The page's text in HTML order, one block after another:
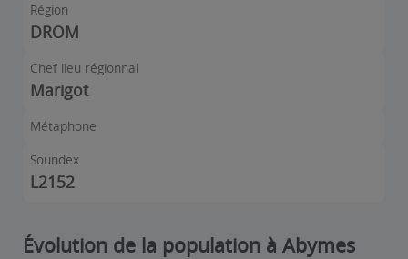
Région
DROM
Chef lieu régionnal
Marigot
Métaphone
Soundex
L2152
Évolution de la population à Abymes